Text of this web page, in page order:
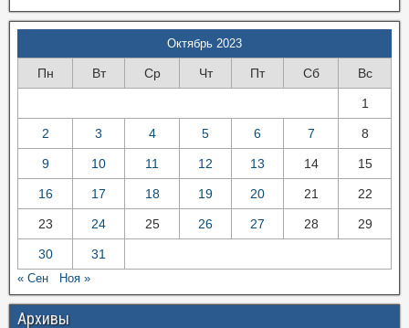
Октябрь 2023
Пн Вт Ср Чт Пт Сб Вс
1
2 3 4 5 6 7 8
9 10 11 12 13 14 15
16 17 18 19 20 21 22
23 24 25 26 27 28 29
30 31
« Сен Ноя »
Архивы